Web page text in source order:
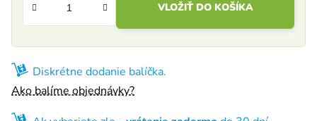
VLOŽIŤ DO KOŠÍKA
Diskrétne dodanie balíčka.
Ako balíme objednávky?